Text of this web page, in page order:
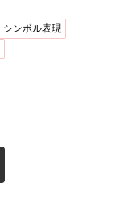
シンボル表現